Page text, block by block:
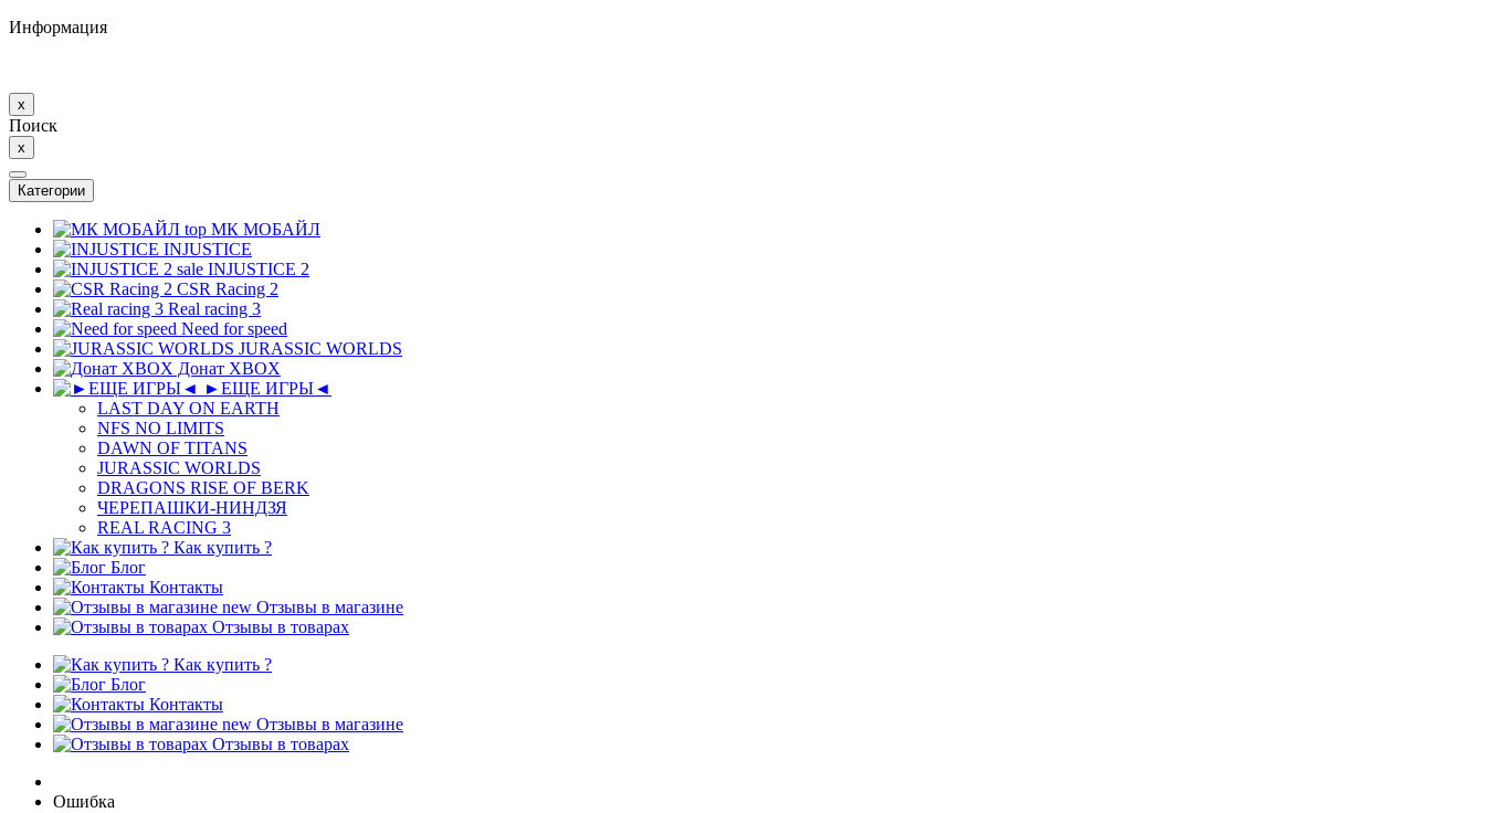
Информация
x
Поиск
x
Категории
top МК MОБAЙЛ
INJUSTICE
sale INJUSTICE 2
CSR Racing 2
Real racing 3
Need for speed
JURASSIC WORLDS
Донат XBOX
►ЕЩЕ ИГРЫ◄
LAST DAY ON EARTH
NFS NO LIMITS
DAWN OF TITANS
JURASSIC WORLDS
DRAGONS RISE OF BERK
ЧЕРЕПАШКИ-НИНДЗЯ
REAL RACING 3
Как купить ?
Блог
Контакты
new Отзывы в магазине
Отзывы в товарах
Как купить ?
Блог
Контакты
new Отзывы в магазине
Отзывы в товарах
Ошибка